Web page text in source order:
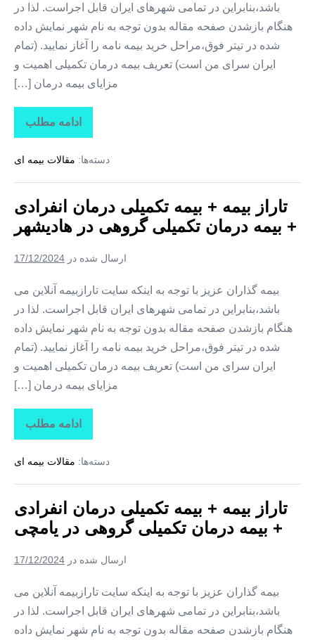
باشد،بنابراین در تمامی شهرهای ایران قابل اجراست. لذا در
هنگام بازشدن صفحه مقاله بدون توجه به نام شهر نمایش داده
شده در تیتر فوق،مراحل خرید بیمه نامه را آغاز نمایید. (تمام
ایران سرای من است) تعریف بیمه درمان تکمیلی اهمیت و
مزایای بیمه درمان […]
ادامه مطلب
تاراز
بیمه
بیمه
درمان
+
بیمه
درمان
تکمیلی
در
دسته‌ها: مقالات بیمه ای
تاراز بیمه + بیمه تکمیلی درمان انفرادی
+ بیمه درمان تکمیلی گروهی در هادیشهر
ارسال شده در 17/12/2024
بیمه گذاران عزیز با توجه به اینکه سایت تارازبیمه آنلاین می
باشد،بنابراین در تمامی شهرهای ایران قابل اجراست. لذا در
هنگام بازشدن صفحه مقاله بدون توجه به نام شهر نمایش داده
شده در تیتر فوق،مراحل خرید بیمه نامه را آغاز نمایید. (تمام
ایران سرای من است) تعریف بیمه درمان تکمیلی اهمیت و
مزایای بیمه درمان […]
ادامه مطلب
تاراز
بیمه
بیمه
درمان
+
بیمه
درمان
تکمیلی
در
دسته‌ها: مقالات بیمه ای
تاراز بیمه + بیمه تکمیلی درمان انفرادی
+ بیمه درمان تکمیلی گروهی در یامچی
ارسال شده در 17/12/2024
بیمه گذاران عزیز با توجه به اینکه سایت تارازبیمه آنلاین می
باشد،بنابراین در تمامی شهرهای ایران قابل اجراست. لذا در
هنگام بازشدن صفحه مقاله بدون توجه به نام شهر نمایش داده